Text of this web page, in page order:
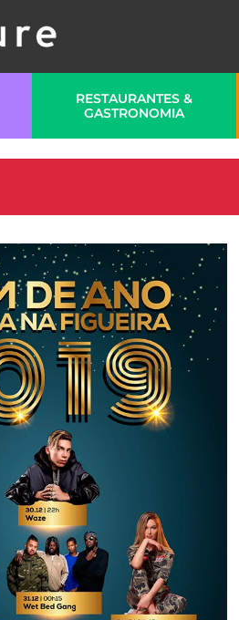
RESTAURANTES &
GASTRONOMIA